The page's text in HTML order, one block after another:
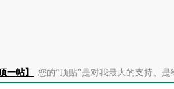
一帖】 您的“顶贴”是对我最大的支持、